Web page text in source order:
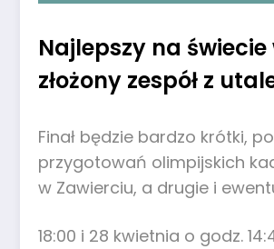
Najlepszy na
złożony zespół z
Finał będzie bardzo krótki,
przygotowań olimpijskich
w Zawierciu, a drugie i
18:00 i 28 kwietnia o godz.